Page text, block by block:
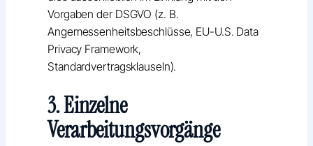
Vorgaben der DSGVO (z. B.
Angemessenheitsbeschlüsse, EU-U.S. Data
Privacy Framework,
Standardvertragsklauseln).
3. Einzelne
Verarbeitungsvorgänge